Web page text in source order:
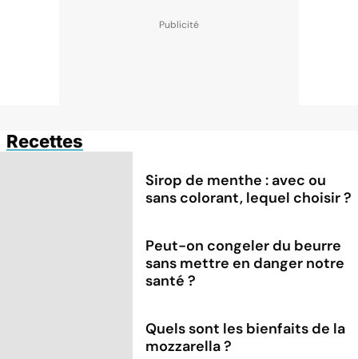
Recettes
Sirop de menthe : avec ou
sans colorant, lequel choisir ?
Peut-on congeler du beurre
sans mettre en danger notre
santé ?
Quels sont les bienfaits de la
mozzarella ?